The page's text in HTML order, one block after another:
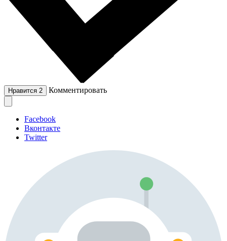
Нравится 2 Комментировать
Facebook
Вконтакте
Twitter